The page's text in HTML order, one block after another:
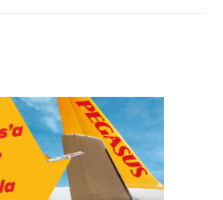
KARGO • 05 AĞU 2026
KARGO GELIRLERINDEKI
‘LÜK BÜYÜMENIN TEMEL
SEBEPLERI NELERDIR?